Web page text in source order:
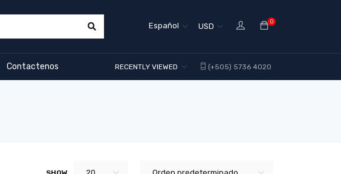
0
USD
Español
Contactenos (+505) 5736 4020
RECENTLY VIEWED